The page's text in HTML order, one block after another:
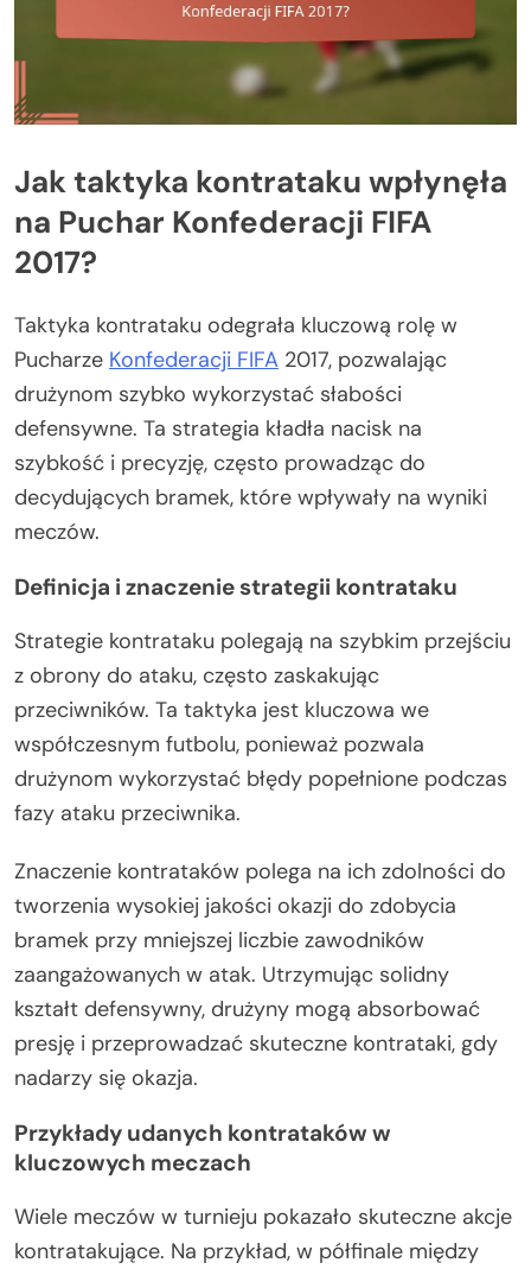
Jak taktyka kontrataku wpłynęła
na Puchar Konfederacji FIFA
2017?
Taktyka kontrataku odegrała kluczową rolę w
Pucharze Konfederacji FIFA 2017, pozwalając
drużynom szybko wykorzystać słabości
defensywne. Ta strategia kładła nacisk na
szybkość i precyzję, często prowadząc do
decydujących bramek, które wpływały na wyniki
meczów.
Definicja i znaczenie strategii kontrataku
Strategie kontrataku polegają na szybkim przejściu
z obrony do ataku, często zaskakując
przeciwników. Ta taktyka jest kluczowa we
współczesnym futbolu, ponieważ pozwala
drużynom wykorzystać błędy popełnione podczas
fazy ataku przeciwnika.
Znaczenie kontrataków polega na ich zdolności do
tworzenia wysokiej jakości okazji do zdobycia
bramek przy mniejszej liczbie zawodników
zaangażowanych w atak. Utrzymując solidny
kształt defensywny, drużyny mogą absorbować
presję i przeprowadzać skuteczne kontrataki, gdy
nadarzy się okazja.
Przykłady udanych kontrataków w
kluczowych meczach
Wiele meczów w turnieju pokazało skuteczne akcje
kontratakujące. Na przykład, w półfinale między